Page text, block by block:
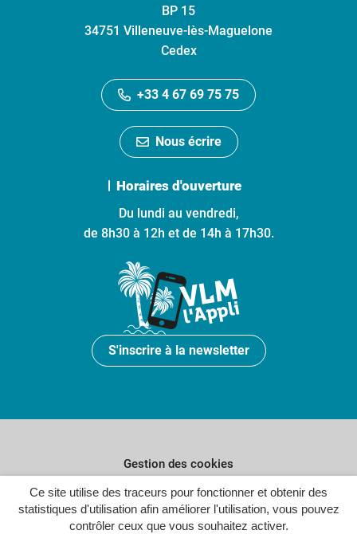
Ce site utilise des traceurs pour fonctionner et obtenir des
statistiques d'utilisation afin améliorer l'utilisation, vous pouvez
contrôler ceux que vous souhaitez activer.
BP 15
34751 Villeneuve-lès-Maguelone
Cedex
+33 4 67 69 75 75
Nous écrire
Horaires d'ouverture
Du lundi au vendredi,
de 8h30 à 12h et de 14h à 17h30.
S'inscrire à la newsletter
Gestion des cookies
Plan du site
Politique de confidentialité